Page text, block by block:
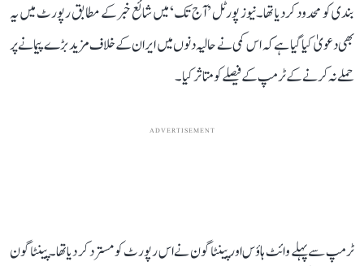
بندی کو محدود کر دیا تھا۔نیوز پورٹل ’آج تک‘ میں شائع خبر کے مطابق رپورٹ میں یہ
بھی دعویٰ کیا گیا ہے کہ اس کمی نے حالیہ دنوں میں ایران کے خلاف مزید بڑے پیمانے پر
حملے نہ کرنے کے ٹرمپ کے فیصلے کو متاثر کیا۔
ADVERTISEMENT
ٹرمپ سے پہلے وائٹ ہاؤس اور پینٹاگون نے اس رپورٹ کو مسترد کر دیا تھا۔ پینٹاگون